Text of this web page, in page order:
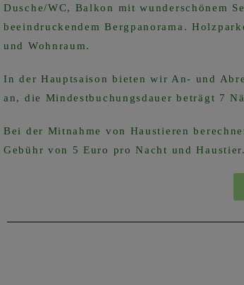
Dusche/WC, Balkon mit wunderschönem
beeindruckendem Bergpanorama.
und Wohnraum.
In der Hauptsaison bieten wir An- und
an, die Mindestbuchungsdauer beträgt 7
Bei der Mitnahme von Haustieren
Gebühr von 5 Euro pro Nacht und Haustier.